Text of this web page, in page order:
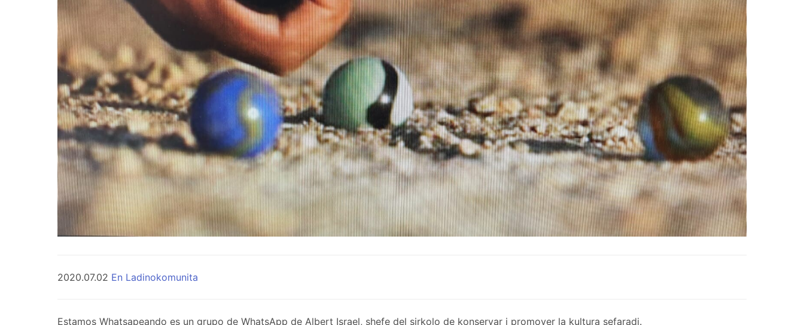
2020.07.02 En Ladinokomunita
Estamos Whatsapeando es un grupo de WhatsApp de Albert Israel, shefe del sirkolo de konservar i promover la kultura sefaradi.